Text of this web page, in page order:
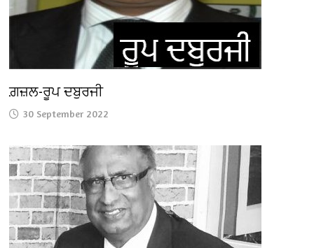
ਗ਼ਜ਼ਲ-ਰੂਪ ਦਬੁਰਜੀ
30 September 2022